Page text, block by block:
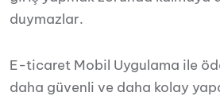
duymazlar.
E-ticaret Mobil Uygulama ile
daha güvenli ve daha kolay